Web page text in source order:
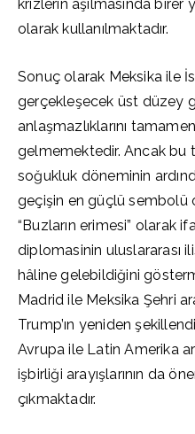
krizlerin aşılmasında
olarak kullanılmaktadır.
Sonuç olarak Meksika ile
gerçekleşecek üst düzey
anlaşmazlıklarını
gelmemektedir. Ancak bu
soğukluk döneminin
geçişin en güçlü sembolü
“Buzların erimesi” olarak
diplomasinin uluslararası
hâline gelebildiğini
Madrid ile Meksika Şehri
Trump’ın yeniden
Avrupa ile Latin Amerika
işbirliği arayışlarının da
çıkmaktadır.